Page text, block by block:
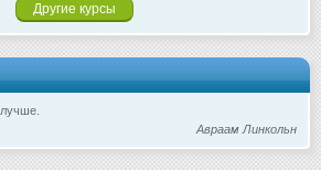
Другие курсы
Авраам Линкольн